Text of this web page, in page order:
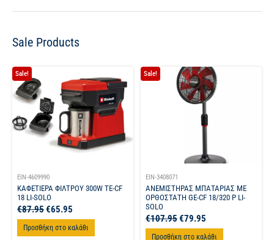
Sale Products
Sale!
EIN-4609990
ΚΑΦΕΤΙΕΡΑ ΦΙΛΤΡΟΥ 300W TE-CF
18 LI-SOLO
€87.95€65.95
Προσθήκη στο καλάθι
Sale!
EIN-3408071
ΑΝΕΜΙΣΤΗΡΑΣ ΜΠΑΤΑΡΙΑΣ ΜΕ
ΟΡΘΟΣΤΑΤΗ GE-CF 18/320 P LI-
SOLO
€107.95€79.95
Προσθήκη στο καλάθι